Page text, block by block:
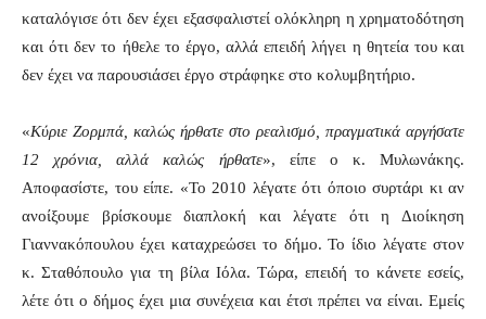
καταλόγισε ότι δεν έχει εξασφαλιστεί ολόκληρη η χρηματοδότηση
και ότι δεν το ήθελε το έργο, αλλά επειδή λήγει η θητεία του και
δεν έχει να παρουσιάσει έργο στράφηκε στο κολυμβητήριο.
«Κύριε Ζορμπά, καλώς ήρθατε στο ρεαλισμό, πραγματικά αργήσατε
12 χρόνια, αλλά καλώς ήρθατε», είπε ο κ. Μυλωνάκης.
Αποφασίστε, του είπε. «Το 2010 λέγατε ότι όποιο συρτάρι κι αν
ανοίξουμε βρίσκουμε διαπλοκή και λέγατε ότι η Διοίκηση
Γιαννακόπουλου έχει καταχρεώσει το δήμο. Το ίδιο λέγατε στον
κ. Σταθόπουλο για τη βίλα Ιόλα. Τώρα, επειδή το κάνετε εσείς,
λέτε ότι ο δήμος έχει μια συνέχεια και έτσι πρέπει να είναι. Εμείς